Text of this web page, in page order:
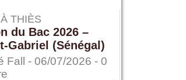
THIÈS
du Bac 2026 –
Gabriel (Sénégal)
Fall - 06/07/2026 - 0